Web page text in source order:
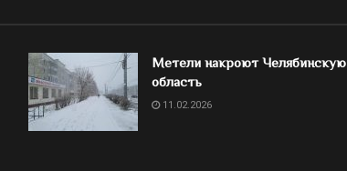
Метели накроют Челябинскую
область
11.02.2026